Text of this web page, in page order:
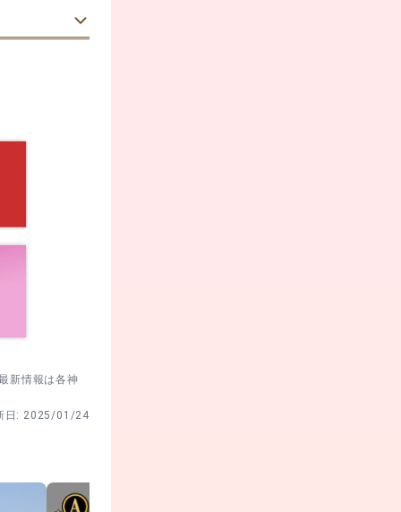
帳や切り
授与は朝
軽く撫でて
没後は早
新情報は各神
日: 2025/01/24